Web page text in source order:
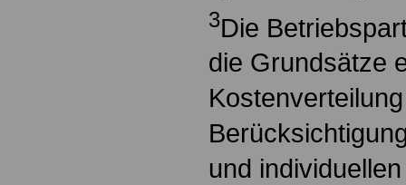
3Die
die Grundsätze
und